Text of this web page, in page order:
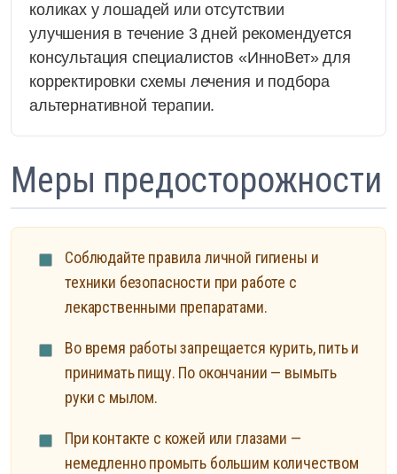
коликах у лошадей или отсутствии
улучшения в течение 3 дней рекомендуется
консультация специалистов «ИнноВет» для
корректировки схемы лечения и подбора
альтернативной терапии.
Меры предосторожности
Соблюдайте правила личной гигиены и
техники безопасности при работе с
лекарственными препаратами.
Во время работы запрещается курить, пить и
принимать пищу. По окончании — вымыть
руки с мылом.
При контакте с кожей или глазами —
немедленно промыть большим количеством